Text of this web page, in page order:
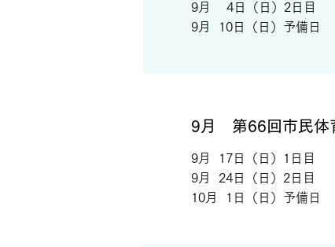
9月 4日（日）2日目
​9月 10日（日）予備日
9月 第66回市民体
9月 17日（日）1日目
9月 24日（日）2日目
​10月 1日（日）予備日